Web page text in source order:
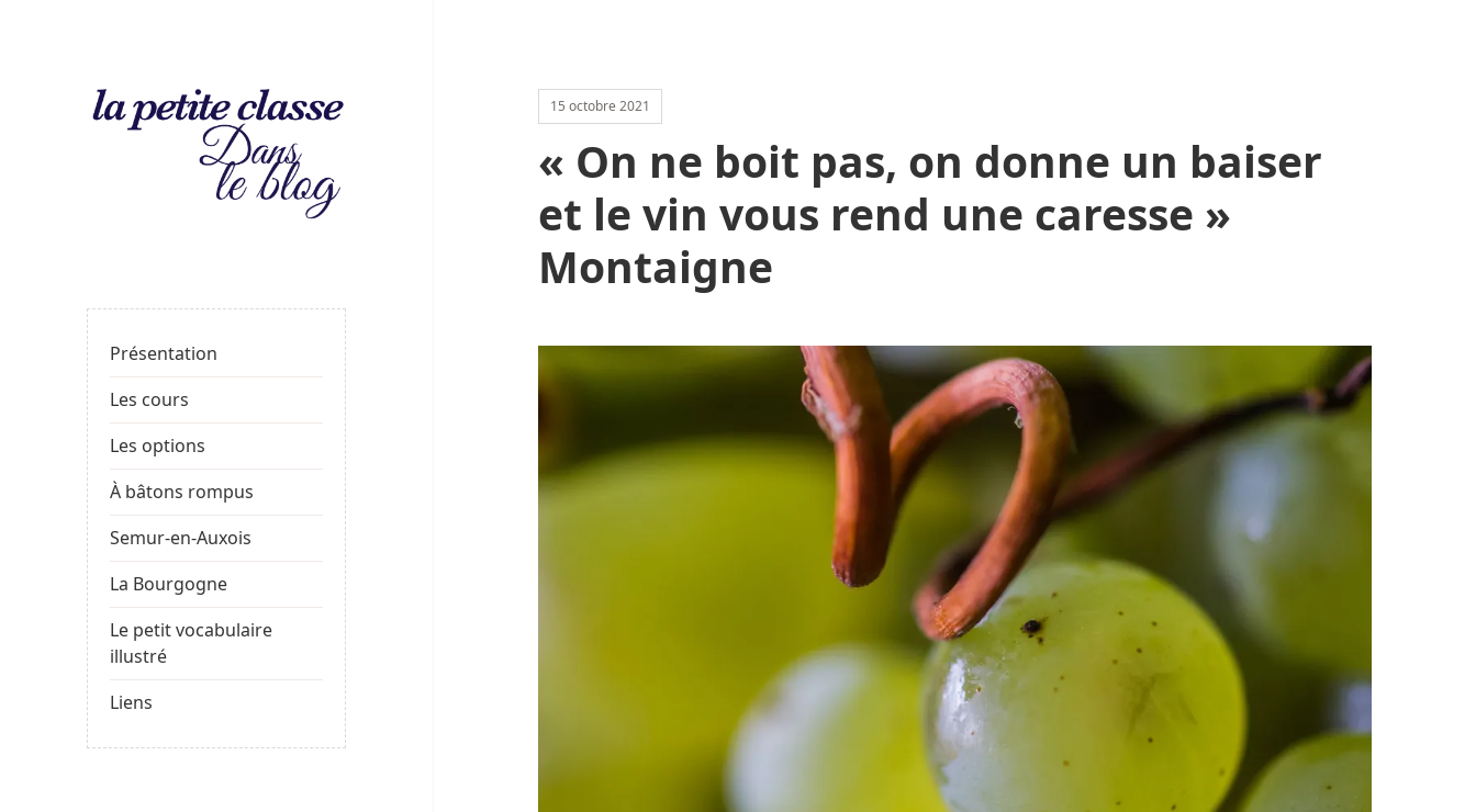
classe
: le
blog
Présentation
Les cours
Les options
À bâtons rompus
Semur-en-Auxois
La Bourgogne
Le petit vocabulaire
illustré
Liens
15 octobre 2021
« On ne boit pas, on donne un baiser
et le vin vous rend une caresse »
Montaigne